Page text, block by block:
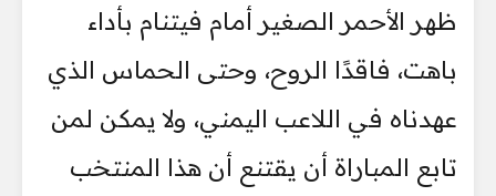
ظهر الأحمر الصغير أمام فيتنام بأداء
باهت، فاقدًا الروح، وحتى الحماس الذي
عهدناه في اللاعب اليمني، ولا يمكن لمن
تابع المباراة أن يقتنع أن هذا المنتخب